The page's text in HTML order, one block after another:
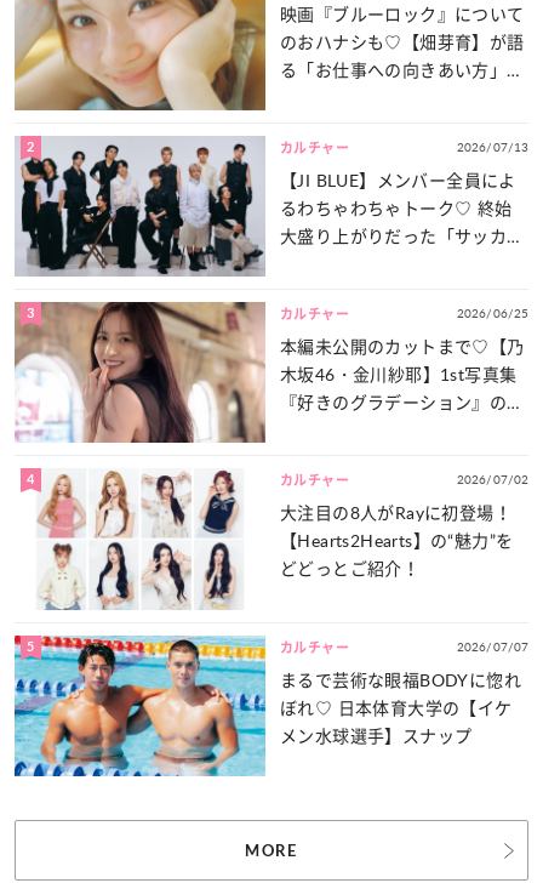
映画『ブルーロック』について
のおハナシも♡【畑芽育】が語
る「お仕事への向きあい方」と
2 カルチャー 2026/07/13
【JI BLUE】メンバー全員によ
るわちゃわちゃトーク♡ 終始
大盛り上がりだった「サッカー
3 カルチャー 2026/06/25
本編未公開のカットまで♡【乃
木坂46・金川紗耶】1st写真集
『好きのグラデーション』の魅
4 カルチャー 2026/07/02
大注目の8人がRayに初登場！
【Hearts2Hearts】の“魅力”を
どどっとご紹介！
5 カルチャー 2026/07/07
まるで芸術な眼福BODYに惚れ
ぼれ♡ 日本体育大学の【イケ
メン水球選手】スナップ
MORE